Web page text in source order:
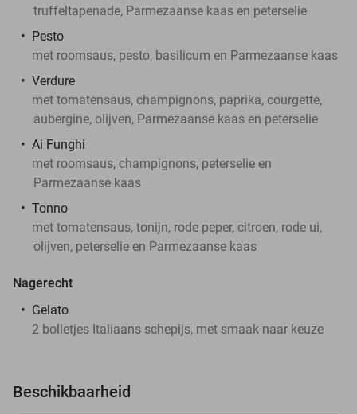
truffeltapenade, Parmezaanse kaas en peterselie
Pesto
met roomsaus, pesto, basilicum en Parmezaanse kaas
Verdure
met tomatensaus, champignons, paprika, courgette,
aubergine, olijven, Parmezaanse kaas en peterselie
Ai Funghi
met roomsaus, champignons, peterselie en
Parmezaanse kaas
Tonno
met tomatensaus, tonijn, rode peper, citroen, rode ui,
olijven, peterselie en Parmezaanse kaas
Nagerecht
Gelato
2 bolletjes Italiaans schepijs, met smaak naar keuze
Beschikbaarheid